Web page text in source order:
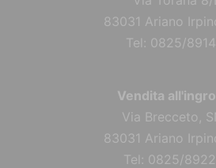
83031 Ariano
Tel: 0825/
Vendita
Via Brecceto,
83031 Ariano
Tel: 0825/